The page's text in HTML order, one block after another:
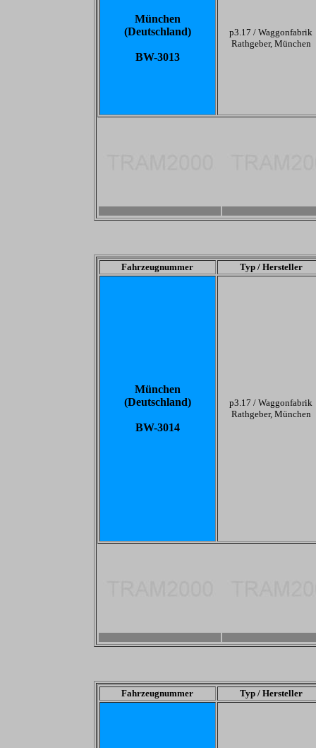
München
(Deutschland)
BW-3013
p3.17 / Waggonfabrik
Rathgeber, München
Fahrzeugnummer Typ / Hersteller
München
(Deutschland)
BW-3014
p3.17 / Waggonfabrik
Rathgeber, München
Fahrzeugnummer Typ / Hersteller